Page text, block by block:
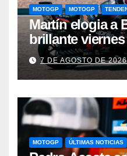
MOTOGP MOTOGP
Martín elogia a
brillante
“Me ha
está”
7 DE AGOSTO DE
MOTOGP ÚLTIMAS NOTICIAS